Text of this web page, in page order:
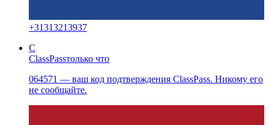
+31313213937
C
ClassPassтолько что
064571 — ваш код подтверждения ClassPass. Никому его
не сообщайте.